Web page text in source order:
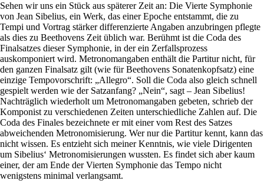
Sehen wir uns ein Stück aus späterer Zeit an: Die Vierte Symphonie
von Jean Sibelius, ein Werk, das einer Epoche entstammt, die zu
Tempi und Vortrag stärker differenzierte Angaben anzubringen pflegte
als dies zu Beethovens Zeit üblich war. Berühmt ist die Coda des
Finalsatzes dieser Symphonie, in der ein Zerfallsprozess
auskomponiert wird. Metronomangaben enthält die Partitur nicht, für
den ganzen Finalsatz gilt (wie für Beethovens Sonatenkopfsatz) eine
einzige Tempovorschrift: „Allegro“. Soll die Coda also gleich schnell
gespielt werden wie der Satzanfang? „Nein“, sagt – Jean Sibelius!
Nachträglich wiederholt um Metronomangaben gebeten, schrieb der
Komponist zu verschiedenen Zeiten unterschiedliche Zahlen auf. Die
Coda des Finales bezeichnete er mit einer vom Rest des Satzes
abweichenden Metronomisierung. Wer nur die Partitur kennt, kann das
nicht wissen. Es entzieht sich meiner Kenntnis, wie viele Dirigenten
um Sibelius‘ Metronomisierungen wussten. Es findet sich aber kaum
einer, der am Ende der Vierten Symphonie das Tempo nicht
wenigstens minimal verlangsamt.